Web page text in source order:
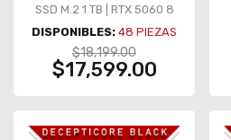
SSD M.2 1 TB | RTX 5060 8
GB
DISPONIBLES: 48 PIEZAS
$18,199.00
$17,599.00